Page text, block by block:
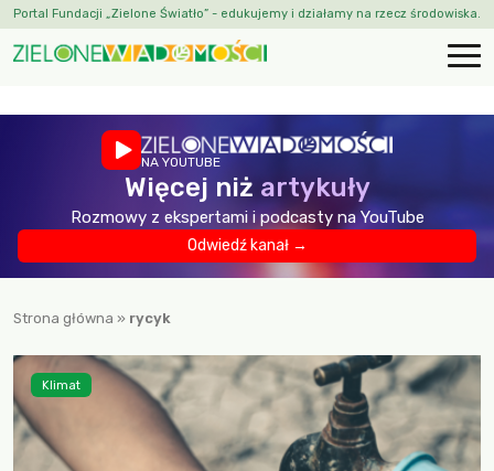
Portal Fundacji „Zielone Światło” - edukujemy i działamy na rzecz środowiska.
NA YOUTUBE
Więcej niż artykuły
Rozmowy z ekspertami i podcasty na YouTube
Odwiedź kanał →
Strona główna » rycyk
Klimat